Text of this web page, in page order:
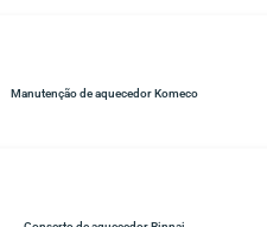
Manutenção de aquecedor Komeco